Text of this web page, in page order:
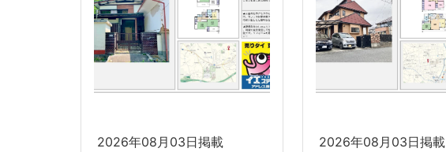
2026年08月03日掲載 2026年08月03日掲載